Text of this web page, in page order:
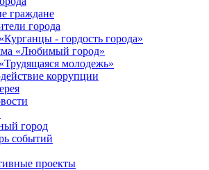
граждане
города
- гордость города»
«Любимый город»
молодежь»
коррупции
город
событий
проекты